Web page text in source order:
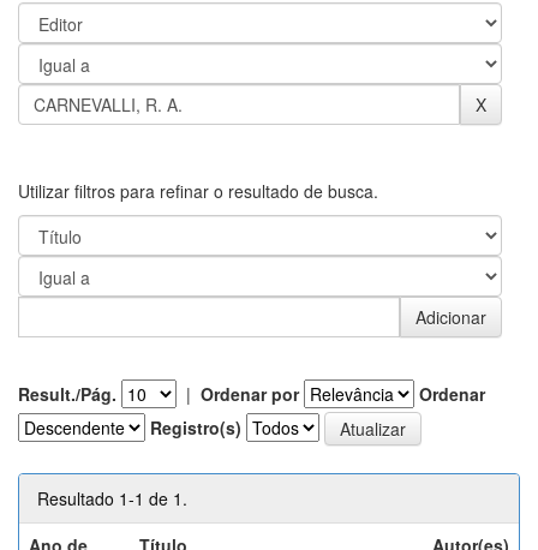
Utilizar filtros para refinar o resultado de busca.
Result./Pág. | Ordenar por
Ordenar
Registro(s)
Resultado 1-1 de 1.
Ano de
Título Autor(es)